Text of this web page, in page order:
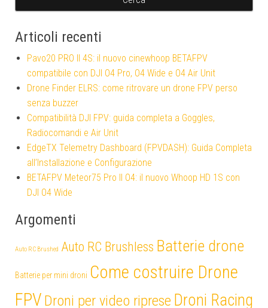
Articoli recenti
Pavo20 PRO II 4S: il nuovo cinewhoop BETAFPV
compatibile con DJI O4 Pro, O4 Wide e O4 Air Unit
Drone Finder ELRS: come ritrovare un drone FPV perso
senza buzzer
Compatibilità DJI FPV: guida completa a Goggles,
Radiocomandi e Air Unit
EdgeTX Telemetry Dashboard (FPVDASH): Guida Completa
all’Installazione e Configurazione
BETAFPV Meteor75 Pro II O4: il nuovo Whoop HD 1S con
DJI O4 Wide
Argomenti
Auto RC Brushed Auto RC Brushless Batterie drone
Batterie per mini droni Come costruire Drone
FPV Droni per video riprese Droni Racing